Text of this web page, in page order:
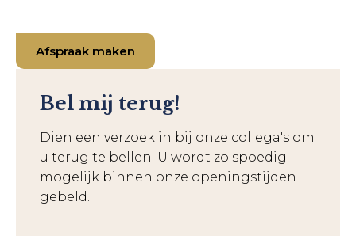
Afspraak maken
Bel mij terug!
Dien een verzoek in bij onze collega's om
u terug te bellen. U wordt zo spoedig
mogelijk binnen onze openingstijden
gebeld.